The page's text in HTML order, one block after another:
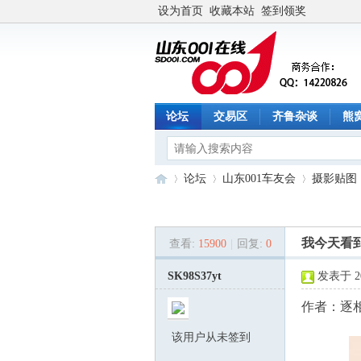
设为首页 收藏本站 签到领奖
论坛 交易区 齐鲁杂谈 熊
»
论坛
›
山东001车友会 摄影贴图
›
查看: 15900 回复: 0 我今天看
SK98S37yt
该用户从未签到
发表于
作者：逐